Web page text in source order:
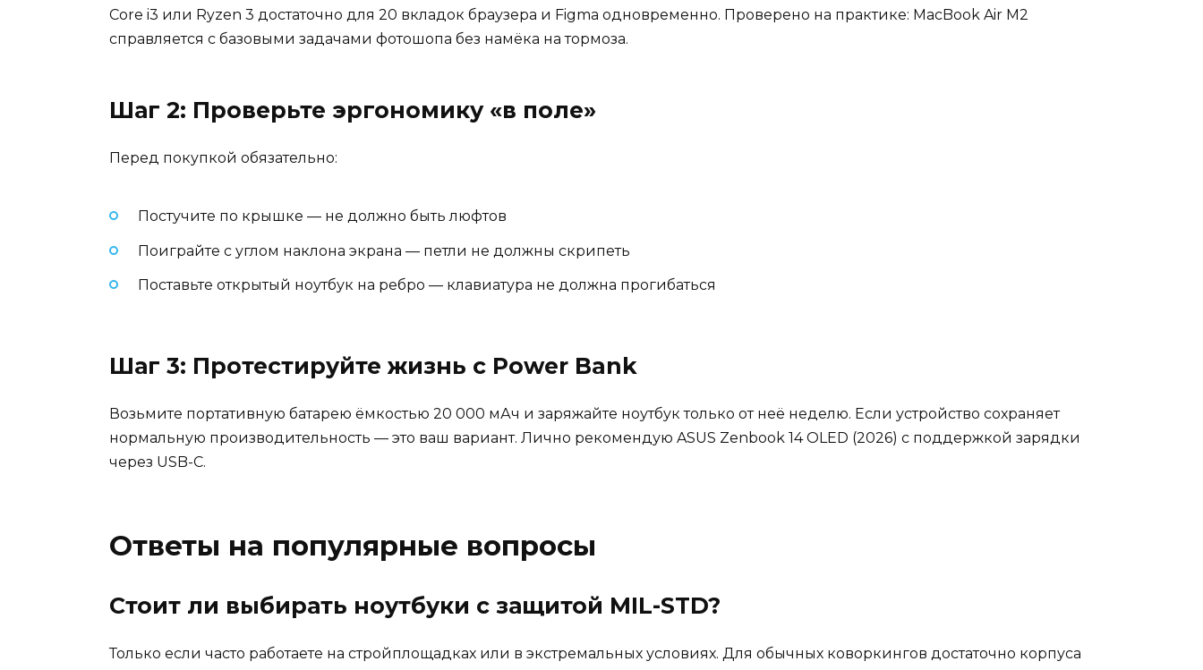
Core i3 или Ryzen 3 достаточно для 20 вкладок браузера и Figma одновременно. Проверено на практике: MacBook Air M2
справляется с базовыми задачами фотошопа без намёка на тормоза.
Шаг 2: Проверьте эргономику «в поле»
Перед покупкой обязательно:
Постучите по крышке — не должно быть люфтов
Поиграйте с углом наклона экрана — петли не должны скрипеть
Поставьте открытый ноутбук на ребро — клавиатура не должна прогибаться
Шаг 3: Протестируйте жизнь с Power Bank
Возьмите портативную батарею ёмкостью 20 000 мАч и заряжайте ноутбук только от неё неделю. Если устройство сохраняет
нормальную производительность — это ваш вариант. Лично рекомендую ASUS Zenbook 14 OLED (2026) с поддержкой зарядки
через USB-C.
Ответы на популярные вопросы
Стоит ли выбирать ноутбуки с защитой MIL-STD?
Только если часто работаете на стройплощадках или в экстремальных условиях. Для обычных коворкингов достаточно корпуса